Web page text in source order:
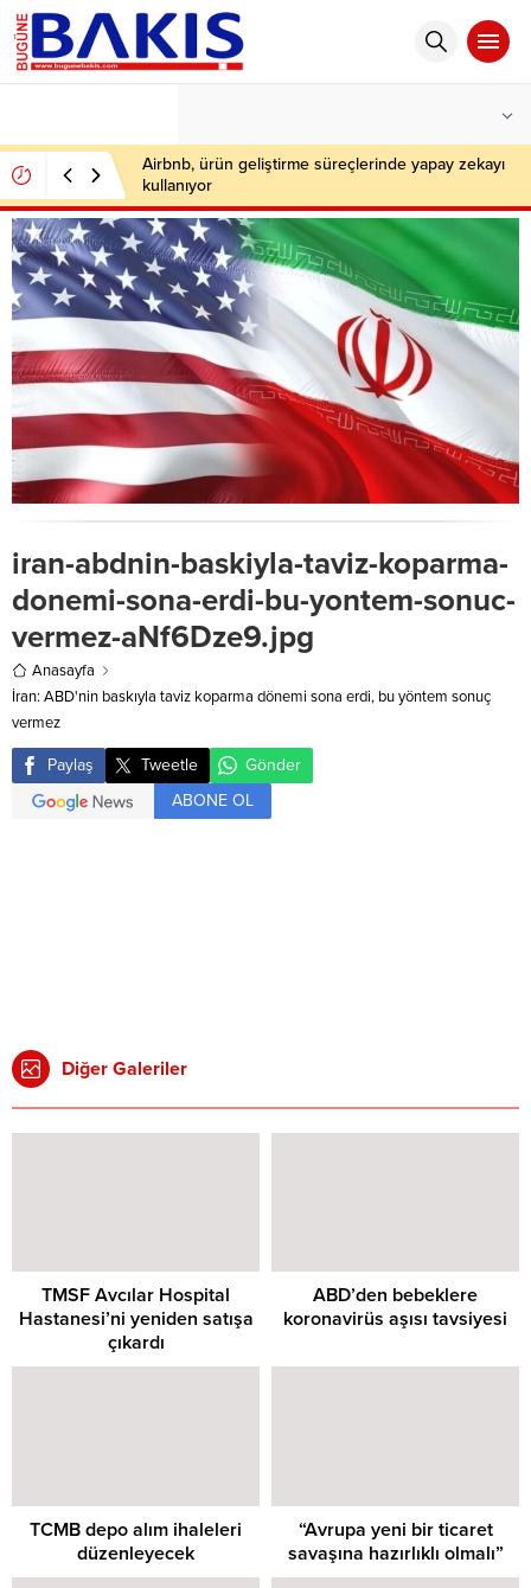
Airbnb, ürün geliştirme süreçlerinde yapay zekayı
kullanıyor
iran-abdnin-baskiyla-taviz-koparma-
donemi-sona-erdi-bu-yontem-sonuc-
vermez-aNf6Dze9.jpg
Anasayfa
İran: ABD'nin baskıyla taviz koparma dönemi sona erdi, bu yöntem sonuç
vermez
Paylaş Tweetle
Gönder
ABONE OL
Diğer Galeriler
TMSF Avcılar Hospital
Hastanesi’ni yeniden satışa
çıkardı
ABD’den bebeklere
koronavirüs aşısı tavsiyesi
TCMB depo alım ihaleleri
düzenleyecek
“Avrupa yeni bir ticaret
savaşına hazırlıklı olmalı”